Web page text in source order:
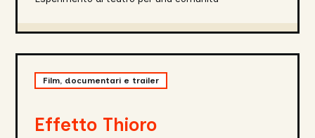
Film, documentari e trailer
Effetto Thioro
Thioro